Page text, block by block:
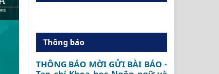
Thông báo
THÔNG BÁO MỜI GỬI BÀI BÁO -